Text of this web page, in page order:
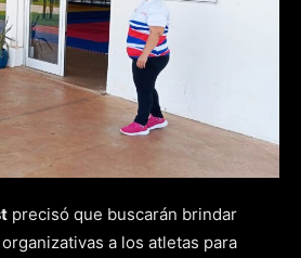
precisó que buscarán brindar
a los atletas para